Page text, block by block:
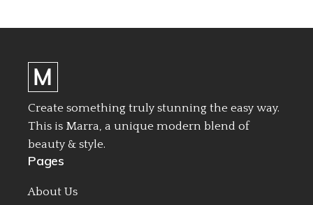
Create something truly stunning the easy way.
This is Marra, a unique modern blend of
beauty & style.
Pages
About Us